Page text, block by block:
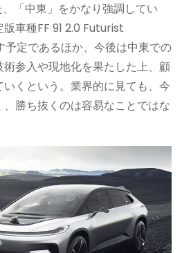
「中東」をかなり強調してい
車種FF 91 2.0 Futurist
定であるほか、今後は中東での
参入や現地化を果たした上、顧
くという。業界的に見ても、今
勝ち抜くのは容易なことではな